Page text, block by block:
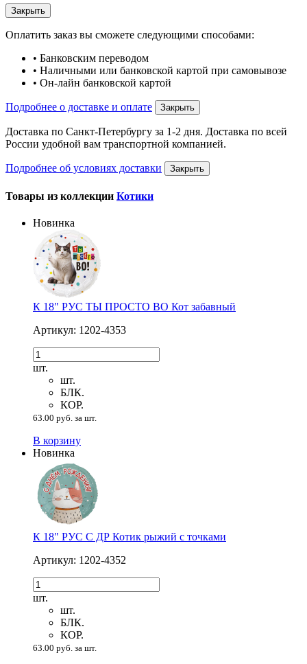
Закрыть
Оплатить заказ вы сможете следующими способами:
• Банковским переводом
• Наличными или банковской картой при самовывозе
• Он-лайн банковской картой
Подробнее о доставке и оплате Закрыть
Доставка по Санкт-Петербургу за 1-2 дня. Доставка по всей
России удобной вам транспортной компанией.
Подробнее об условиях доставки Закрыть
Товары из коллекции Котики
Новинка
К 18" РУС ТЫ ПРОСТО ВО Кот забавный
Артикул: 1202-4353
шт.
шт.
БЛК.
КОР.
63.00 руб. за шт.
В корзину
Новинка
К 18" РУС С ДР Котик рыжий с точками
Артикул: 1202-4352
шт.
шт.
БЛК.
КОР.
63.00 руб. за шт.